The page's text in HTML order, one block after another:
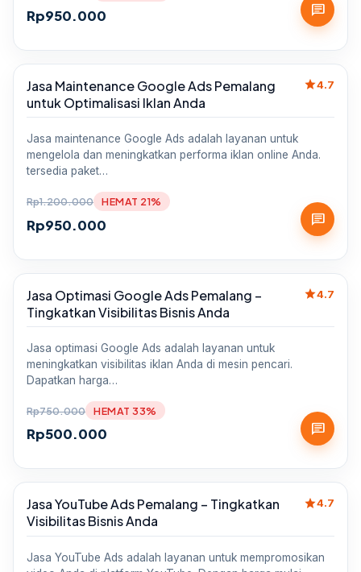
Rp950.000 chat
Sale
Jasa Maintenance Google Ads Pemalang
untuk Optimalisasi Iklan Anda
star4.7
Jasa maintenance Google Ads adalah layanan untuk
mengelola dan meningkatkan performa iklan online Anda.
tersedia paket…
Rp1.200.000
Rp950.000
HEMAT 21%
chat
Sale
Jasa Optimasi Google Ads Pemalang –
Tingkatkan Visibilitas Bisnis Anda
star4.7
Jasa optimasi Google Ads adalah layanan untuk
meningkatkan visibilitas iklan Anda di mesin pencari.
Dapatkan harga…
Rp750.000
Rp500.000
HEMAT 33%
chat
Sale
Jasa YouTube Ads Pemalang – Tingkatkan
Visibilitas Bisnis Anda
star4.7
Jasa YouTube Ads adalah layanan untuk mempromosikan